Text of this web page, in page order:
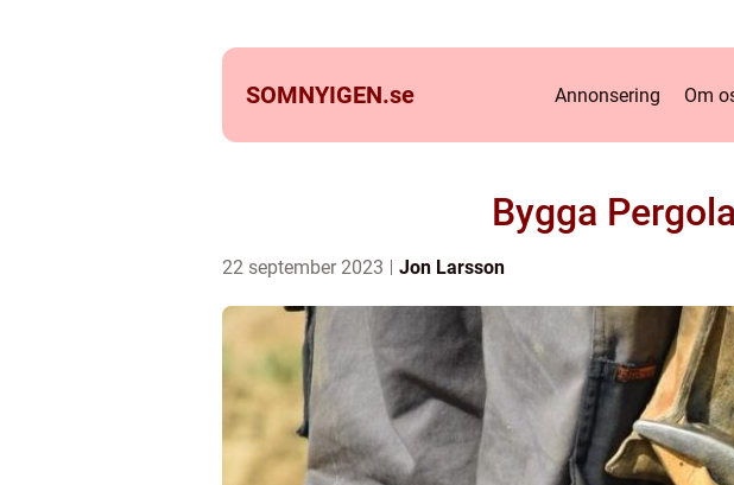
SOMNYIGEN.se Annonsering Om
Bygga
22 september 2023 Jon Larsson